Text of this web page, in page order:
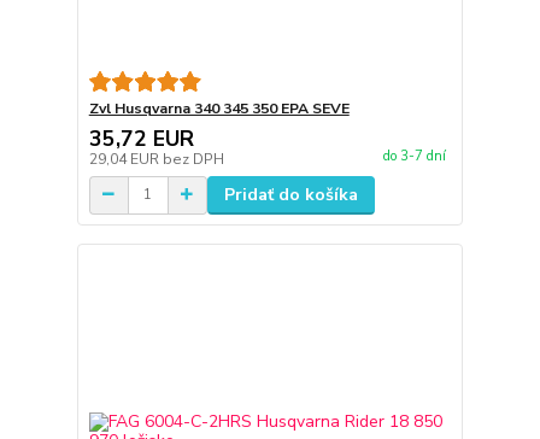
Zvl Husqvarna 340 345 350 EPA SEVE
35,72 EUR
29,04 EUR bez DPH do 3-7 dní
Pridať do košíka